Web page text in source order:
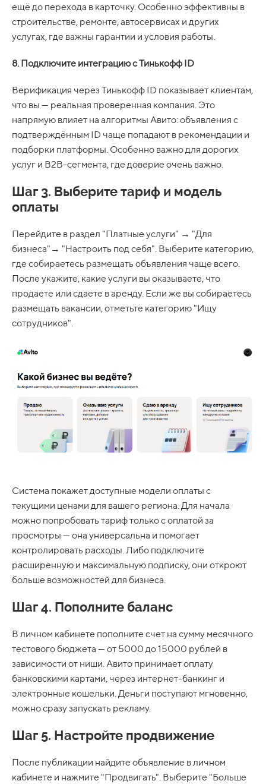
ещё до перехода в карточку. Особенно эффективны в
строительстве, ремонте, автосервисах и других
услугах, где важны гарантии и условия работы.
8. Подключите интеграцию с Тинькофф ID
Верификация через Тинькофф ID показывает клиентам,
что вы — реальная проверенная компания. Это
напрямую влияет на алгоритмы Авито: объявления с
подтверждённым ID чаще попадают в рекомендации и
подборки платформы. Особенно важно для дорогих
услуг и B2B-сегмента, где доверие очень важно.
Шаг 3. Выберите тариф и модель
оплаты
Перейдите в раздел "Платные услуги" → "Для
бизнеса"→ "Настроить под себя". Выберите категорию,
где собираетесь размещать объявления чаще всего.
После укажите, какие услуги вы оказываете, что
продаете или сдаете в аренду. Если же вы собираетесь
размещать вакансии, отметьте категорию "Ищу
сотрудников".
Система покажет доступные модели оплаты с
текущими ценами для вашего региона. Для начала
можно попробовать тариф только с оплатой за
просмотры — она универсальна и помогает
контролировать расходы. Либо подключите
расширенную и максимальную подписку, они откроют
больше возможностей для бизнеса.
Шаг 4. Пополните баланс
В личном кабинете пополните счет на сумму месячного
тестового бюджета — от 5000 до 15000 рублей в
зависимости от ниши. Авито принимает оплату
банковскими картами, через интернет-банкинг и
электронные кошельки. Деньги поступают мгновенно,
можно сразу запускать рекламу.
Шаг 5. Настройте продвижение
После публикации найдите объявление в личном
кабинете и нажмите "Продвигать". Выберите "Больше